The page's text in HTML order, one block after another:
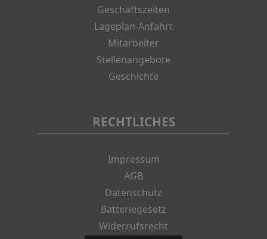
Geschäftszeiten
Lageplan-Anfahrt
Mitarbeiter
Stellenangebote
Geschichte
RECHTLICHES
Impressum
AGB
Datenschutz
Batteriegesetz
Widerrufsrecht